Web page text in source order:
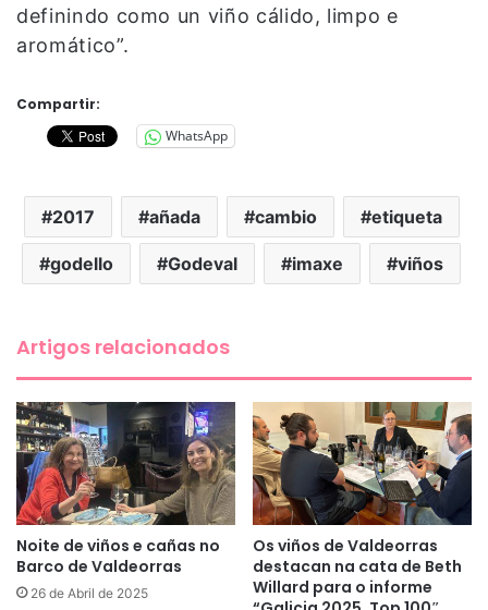
definindo como un viño cálido, limpo e
aromático”.
Compartir:
WhatsApp
2017 añada cambio etiqueta
godello Godeval imaxe viños
Artigos relacionados
Noite de viños e cañas no
Barco de Valdeorras
26 de Abril de 2025
Os viños de Valdeorras
destacan na cata de Beth
Willard para o informe